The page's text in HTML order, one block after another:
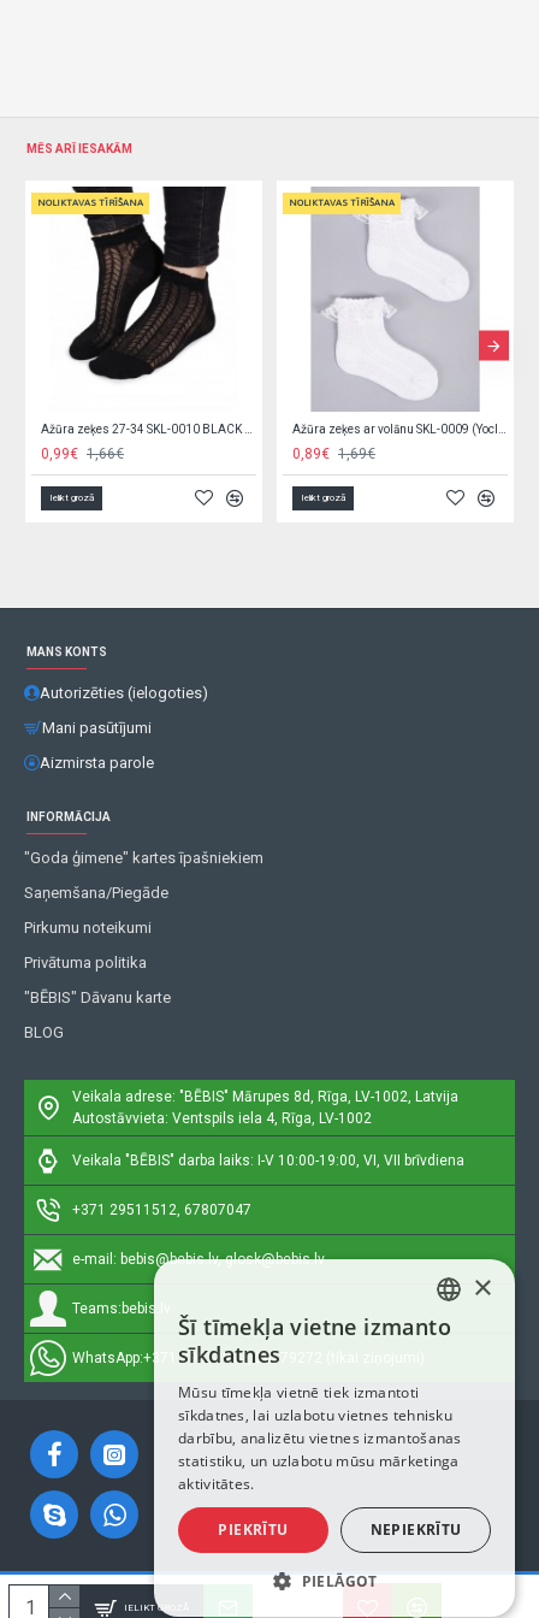
IELIKT GROZĀ
MĒS ARĪ IESAKĀM
Ažūra zeķes 27-34 SKL-0010 BLACK (Yoclub)
NOLIKTAVAS TĪRĪŠANA
Ažūra zeķes ar volānu SKL-0009 (Yoclub)
0,89€
NOLIKTAVAS TĪRĪŠANA
0,99€
MANS KONTS
Autorizēties (ielogoties)
Mani pasūtījumi
Aizmirsta parole
INFORMĀCIJA
"Goda ģimene" kartes īpašniekiem
Saņemšana/Piegāde
Pirkumu noteikumi
Privātuma politika
"BĒBIS" Dāvanu karte
BLOG
Veikala adrese: "BĒBIS" Mārupes 8d, Rīga, LV-1002, Latvija
Autostāvvieta: Ventspils iela 4, Rīga, LV-1002
Veikala "BĒBIS" darba laiks: I-V 10:00-19:00, VI, VII brīvdiena
+371 29511512, 67807047
e-mail: bebis@bebis.lv, glosk@bebis.lv
Teams: bebis.lv
WhatsApp:+371 29511512, 20579272 (tikai ziņojumi)
Autortiesības © 2023, Bebis.lv, Visas tiesības aizsargātas
LATVIAN
ENGLISH
×
Šī tīmekļa vietne izmanto
sīkdatnes
Mūsu tīmekļa vietnē tiek izmantoti
sīkdatnes, lai uzlabotu vietnes tehnisku
darbību, analizētu vietnes izmantošanas
statistiku, un uzlabotu mūsu mārketinga
aktivitātes.
PIEKRĪTU NEPIEKRĪTU
PIELĀGOT